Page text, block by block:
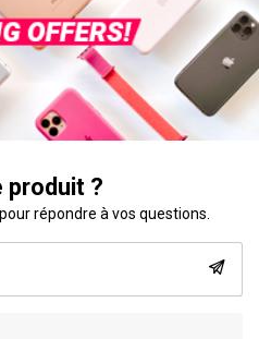
produit ?
répondre à vos questions.